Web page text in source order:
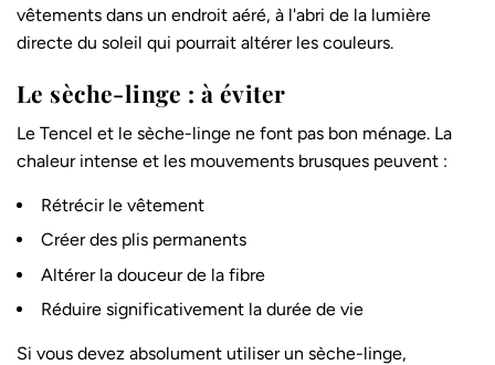
vêtements dans un endroit aéré, à l'abri de la lumière
directe du soleil qui pourrait altérer les couleurs.
Le sèche-linge : à éviter
Le Tencel et le sèche-linge ne font pas bon ménage. La
chaleur intense et les mouvements brusques peuvent :
Rétrécir le vêtement
Créer des plis permanents
Altérer la douceur de la fibre
Réduire significativement la durée de vie
Si vous devez absolument utiliser un sèche-linge,